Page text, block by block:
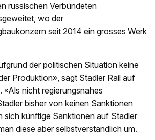
russischen Verbündeten
wo der
seit 2014 ein grosses Werk
der politischen Situation keine
Produktion», sagt Stadler Rail auf
nicht regierungsnahes
bisher von keinen Sanktionen
sich künftige Sanktionen auf Stadler
diese aber selbstverständlich um.